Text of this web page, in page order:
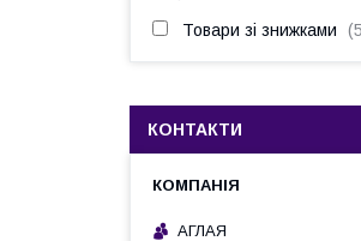
Товари зі знижками 5
КОНТАКТИ
АГЛАЯ